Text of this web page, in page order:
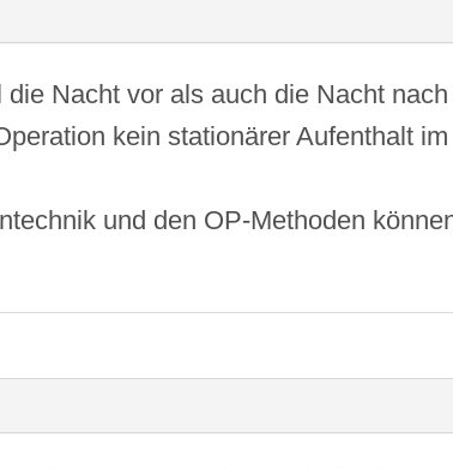
Nacht vor als auch die Nacht
kein stationärer Aufenthalt
und den OP-Methoden